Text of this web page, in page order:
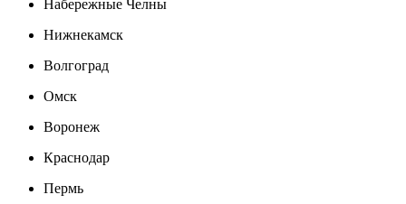
Набережные Челны
Нижнекамск
Волгоград
Омск
Воронеж
Краснодар
Пермь